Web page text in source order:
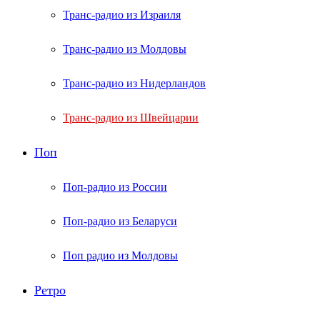
Транс-радио из Израиля
Транс-радио из Молдовы
Транс-радио из Нидерландов
Транс-радио из Швейцарии
Поп
Поп-радио из России
Поп-радио из Беларуси
Поп радио из Молдовы
Ретро